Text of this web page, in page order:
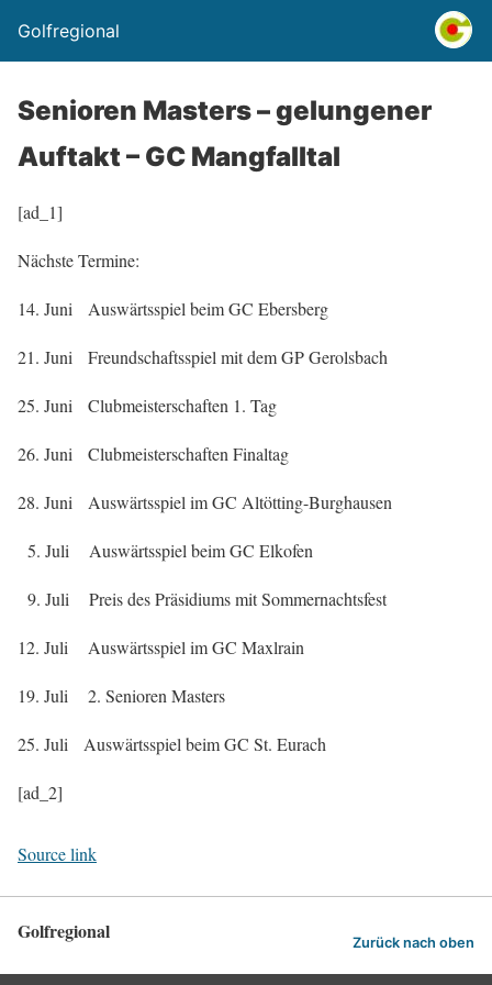
Golfregional
Senioren Masters – gelungener
Auftakt – GC Mangfalltal
[ad_1]
Nächste Termine:
14. Juni Auswärtsspiel beim GC Ebersberg
21. Juni Freundschaftsspiel mit dem GP Gerolsbach
25. Juni Clubmeisterschaften 1. Tag
26. Juni Clubmeisterschaften Finaltag
28. Juni Auswärtsspiel im GC Altötting-Burghausen
5. Juli Auswärtsspiel beim GC Elkofen
9. Juli Preis des Präsidiums mit Sommernachtsfest
12. Juli Auswärtsspiel im GC Maxlrain
19. Juli 2. Senioren Masters
25. Juli Auswärtsspiel beim GC St. Eurach
[ad_2]
Source link
Golfregional Zurück nach oben